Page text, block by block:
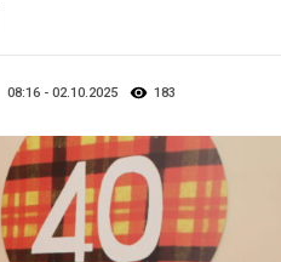
08:16 - 02.10.2025 183